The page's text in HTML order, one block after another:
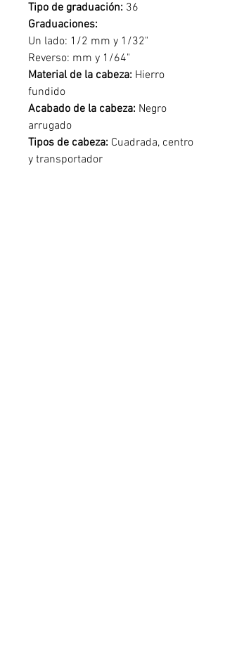
Tipo de graduación: 36
Graduaciones:
Un lado: 1/2 mm y 1/32"
Reverso: mm y 1/64"
Material de la cabeza: Hierro
fundido
Acabado de la cabeza: Negro
arrugado
Tipos de cabeza: Cuadrada, centro
y transportador